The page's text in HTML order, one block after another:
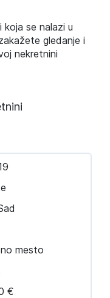
se nalazi u
gledanje i
nekretnini
mesto
€